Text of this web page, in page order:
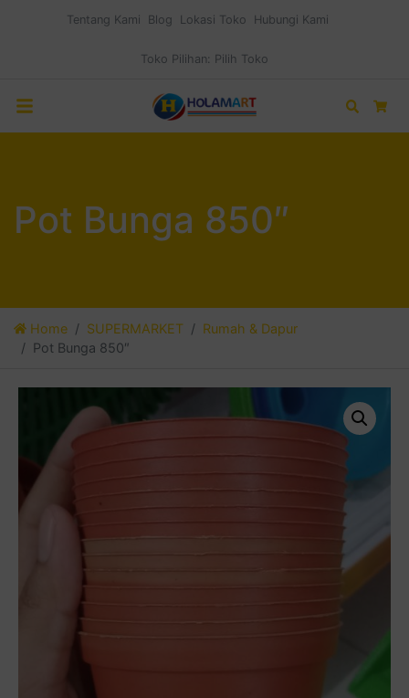
Tentang Kami Blog Lokasi Toko Hubungi Kami
Toko Pilihan: Pilih Toko
Search
Pot Bunga 850″
Home SUPERMARKET
Rumah & Dapur
Pot Bunga 850″